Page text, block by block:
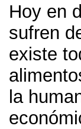
Hoy en
sufren
existe
la